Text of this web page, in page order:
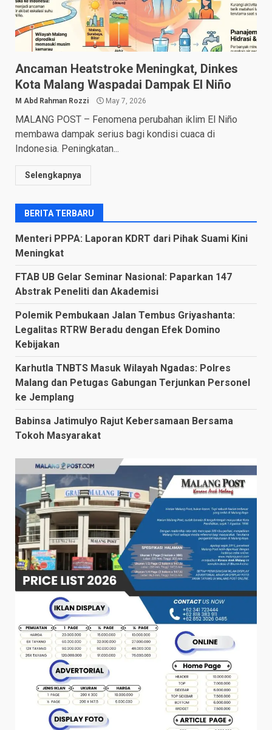
Ancaman Heatstroke Meningkat, Dinkes
Kota Malang Waspadai Dampak El Niño
M Abd Rahman Rozzi May 7, 2026
MALANG POST – Fenomena perubahan iklim El Niño
membawa dampak serius bagi kondisi cuaca di
Indonesia. Peningkatan...
Selengkapnya
BERITA TERBARU
Menteri PPPA: Laporan KDRT dari Pihak Suami Kini
Meningkat
FTAB UB Gelar Seminar Nasional: Paparkan 147
Abstrak Peneliti dan Akademisi
Polemik Pembukaan Jalan Tembus Griyashanta:
Legalitas RTRW Beradu dengan Efek Domino
Kebijakan
Karhutla TNBTS Masuk Wilayah Ngadas: Polres
Malang dan Petugas Gabungan Terjunkan Personel
ke Jemplang
Babinsa Jatimulyo Rajut Kebersamaan Bersama
Tokoh Masyarakat